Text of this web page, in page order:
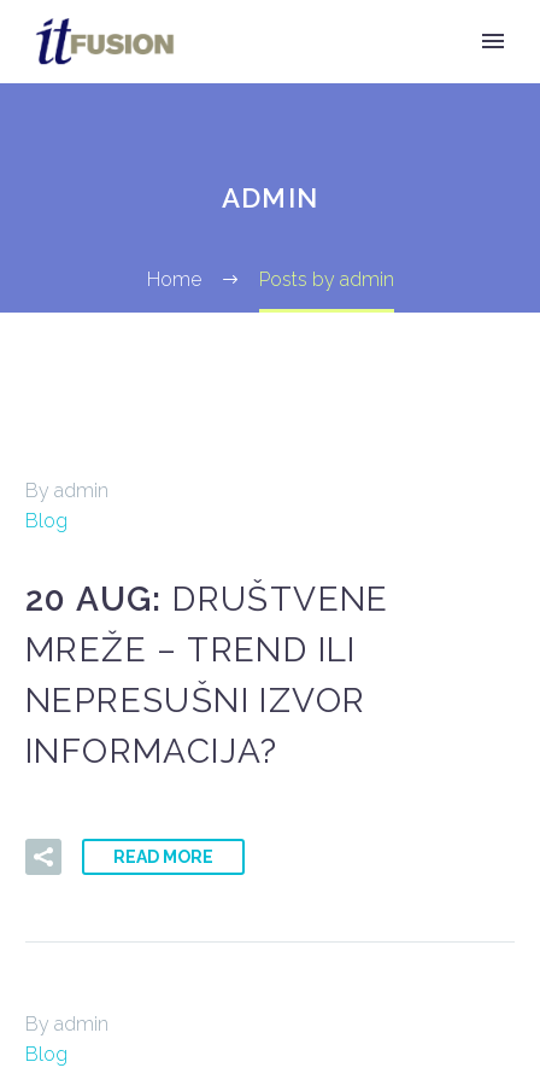
ADMIN
Home Posts by admin
By admin
Blog
20 AUG: DRUŠTVENE
MREŽE – TREND ILI
NEPRESUŠNI IZVOR
INFORMACIJA?
READ MORE
By admin
Blog